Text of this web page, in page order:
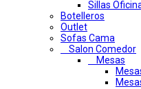
Sillas
Botelleros
Outlet
Sofas Cama
Salon Comedor
Mesas